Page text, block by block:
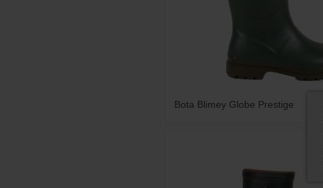
Bota Blimey Globe Prestige